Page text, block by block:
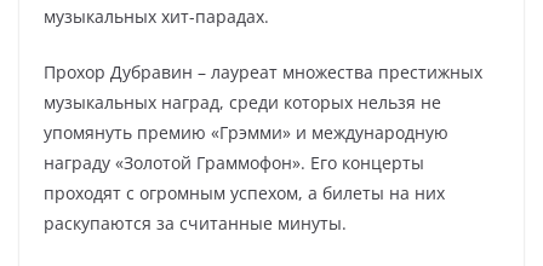
музыкальных хит-парадах.
Прохор Дубравин – лауреат множества престижных
музыкальных наград, среди которых нельзя не
упомянуть премию «Грэмми» и международную
награду «Золотой Граммофон». Его концерты
проходят с огромным успехом, а билеты на них
раскупаются за считанные минуты.